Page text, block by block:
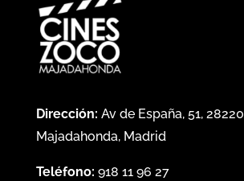
Dirección: Av de España, 51, 28220
Majadahonda, Madrid
Teléfono: 918 11 96 27